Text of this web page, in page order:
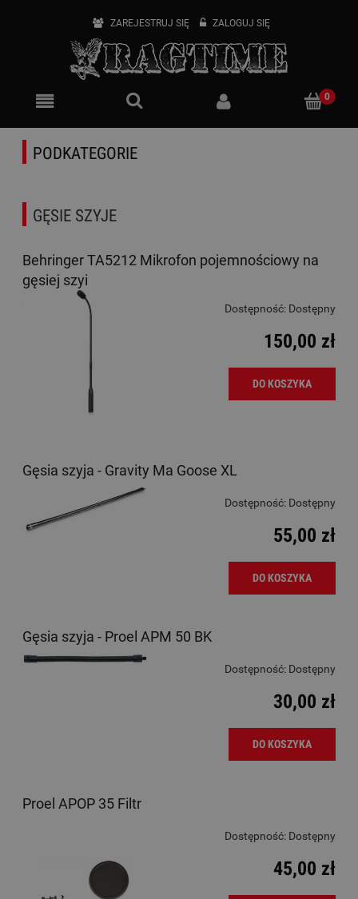
ZAREJESTRUJ SIĘ ZALOGUJ SIĘ
PODKATEGORIE
GĘSIE SZYJE
Behringer TA5212 Mikrofon pojemnościowy na
gęsiej szyi
Dostępność: Dostępny
150,00 zł
DO KOSZYKA
Gęsia szyja - Gravity Ma Goose XL
Dostępność: Dostępny
55,00 zł
DO KOSZYKA
Gęsia szyja - Proel APM 50 BK
Dostępność: Dostępny
30,00 zł
DO KOSZYKA
Proel APOP 35 Filtr
Dostępność: Dostępny
45,00 zł